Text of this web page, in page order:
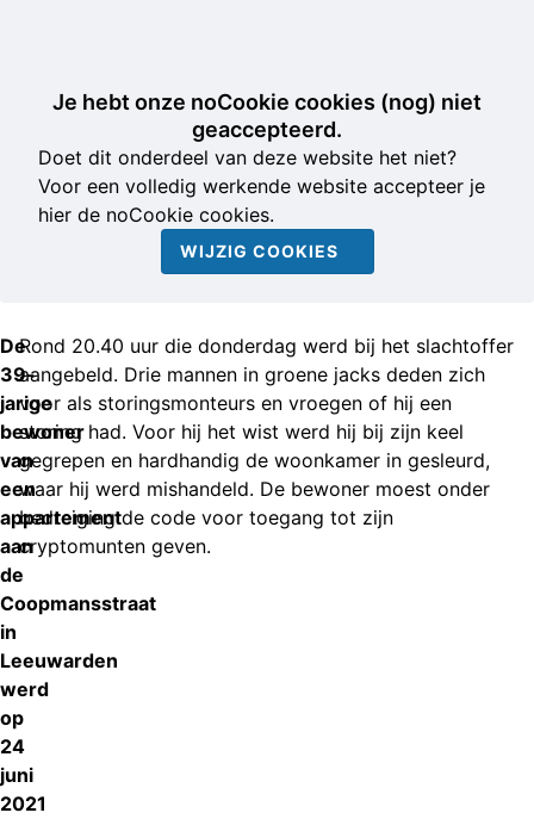
Je hebt onze noCookie cookies (nog) niet
geaccepteerd.
Doet dit onderdeel van deze website het niet?
Voor een volledig werkende website accepteer je
hier de noCookie cookies.
WIJZIG COOKIES
De
39-
jarige
bewoner
van
een
appartement
aan
de
Coopmansstraat
in
Leeuwarden
werd
op
24
juni
2021
Rond 20.40 uur die donderdag werd bij het slachtoffer
aangebeld. Drie mannen in groene jacks deden zich
voor als storingsmonteurs en vroegen of hij een
storing had. Voor hij het wist werd hij bij zijn keel
gegrepen en hardhandig de woonkamer in gesleurd,
waar hij werd mishandeld. De bewoner moest onder
bedreiging de code voor toegang tot zijn
cryptomunten geven.